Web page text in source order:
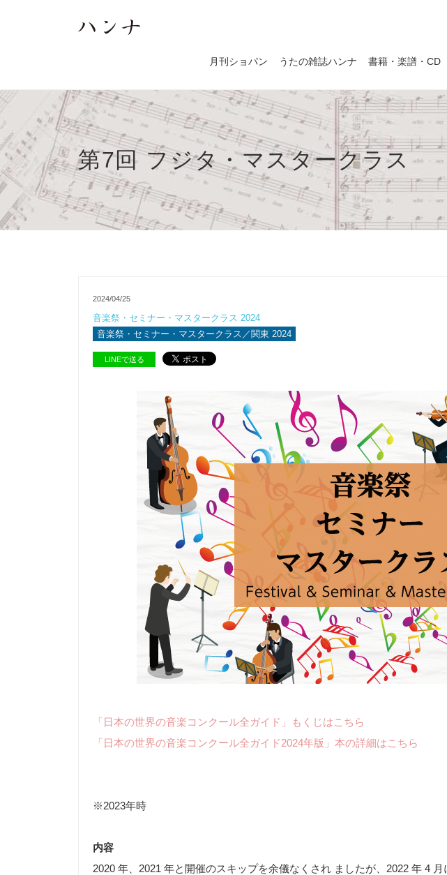
月刊ショパン うたの雑誌ハンナ 書籍・楽譜・CD
第7回 フジタ・マスタークラス
2024/04/25
音楽祭・セミナー・マスタークラス 2024
音楽祭・セミナー・マスタークラス／関東 2024
LINEで送る
「日本の世界の音楽コンクール全ガイド」もくじはこちら
「日本の世界の音楽コンクール全ガイド2024年版」本の詳細はこちら
※2023年時
内容
2020 年、2021 年と開催のスキップを余儀なくされ ましたが、2022 年 4